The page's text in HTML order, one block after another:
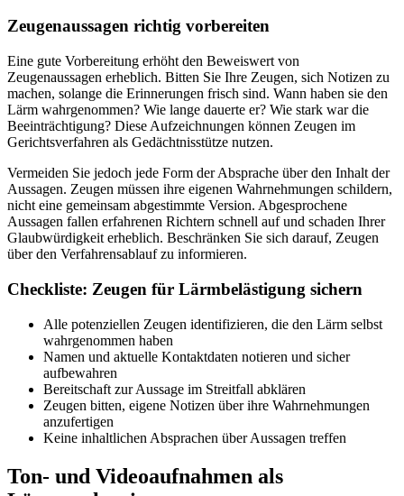
Zeugenaussagen richtig vorbereiten
Eine gute Vorbereitung erhöht den Beweiswert von
Zeugenaussagen erheblich. Bitten Sie Ihre Zeugen, sich Notizen zu
machen, solange die Erinnerungen frisch sind. Wann haben sie den
Lärm wahrgenommen? Wie lange dauerte er? Wie stark war die
Beeinträchtigung? Diese Aufzeichnungen können Zeugen im
Gerichtsverfahren als Gedächtnisstütze nutzen.
Vermeiden Sie jedoch jede Form der Absprache über den Inhalt der
Aussagen. Zeugen müssen ihre eigenen Wahrnehmungen schildern,
nicht eine gemeinsam abgestimmte Version. Abgesprochene
Aussagen fallen erfahrenen Richtern schnell auf und schaden Ihrer
Glaubwürdigkeit erheblich. Beschränken Sie sich darauf, Zeugen
über den Verfahrensablauf zu informieren.
Checkliste: Zeugen für Lärmbelästigung sichern
Alle potenziellen Zeugen identifizieren, die den Lärm selbst
wahrgenommen haben
Namen und aktuelle Kontaktdaten notieren und sicher
aufbewahren
Bereitschaft zur Aussage im Streitfall abklären
Zeugen bitten, eigene Notizen über ihre Wahrnehmungen
anzufertigen
Keine inhaltlichen Absprachen über Aussagen treffen
Ton- und Videoaufnahmen als